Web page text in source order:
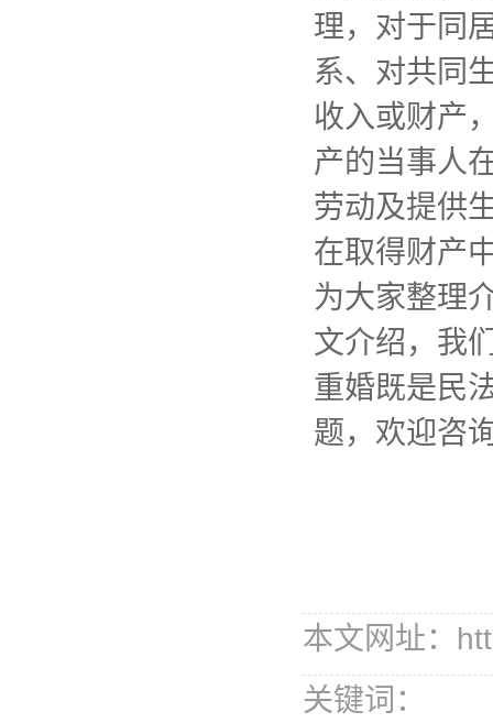
理，对于同
系、对共同
收入或财产
产的当事人
劳动及提供
在取得财产
为大家整理
文介绍，我
重婚既是民
题，欢迎咨
本文网址：
关键词：